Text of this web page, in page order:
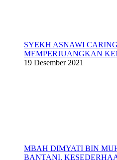
SYEKH ASNAWI
MEMPERJUANGKAN
19 Desember 2021
MBAH DIMYATI BIN
BANTANI,